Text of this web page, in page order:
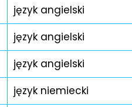
język angielski
język angielski
język angielski
język niemiecki